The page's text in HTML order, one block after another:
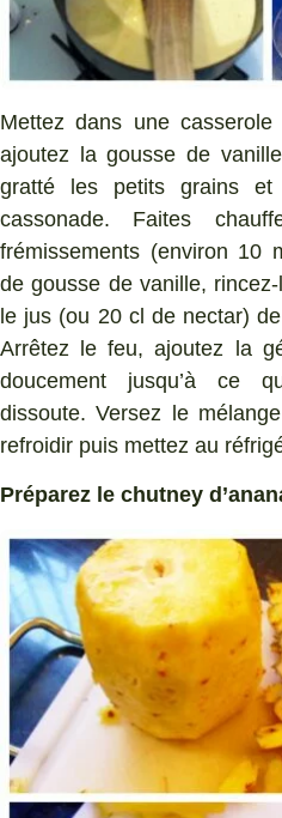
Mettez dans une
ajoutez la gousse de
gratté les petits grains
cassonade. Faites
frémissements (environ 10
de gousse de vanille,
le jus (ou 20 cl de nectar)
Arrêtez le feu, ajoutez la
doucement jusqu’à ce
dissoute. Versez le
refroidir puis mettez au
Préparez le chutney